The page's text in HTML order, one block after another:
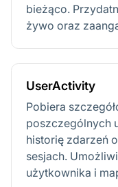
bieżąco.
żywo oraz
UserActivity
Pobiera
poszczególnych
historię zdarzeń
sesjach.
użytkownika i